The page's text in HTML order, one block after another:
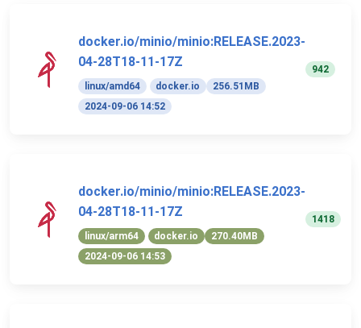
docker.io/minio/minio:RELEASE.2023-
04-28T18-11-17Z
linux/amd64 docker.io
256.51MB
2024-09-06 14:52
942
docker.io/minio/minio:RELEASE.2023-
04-28T18-11-17Z
linux/arm64 docker.io
270.40MB
2024-09-06 14:53
1418